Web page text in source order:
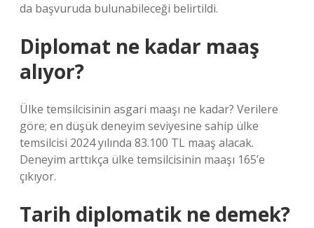
da başvuruda bulunabileceği belirtildi.
Diplomat ne kadar maaş
alıyor?
Ülke temsilcisinin asgari maaşı ne kadar? Verilere
göre; en düşük deneyim seviyesine sahip ülke
temsilcisi 2024 yılında 83.100 TL maaş alacak.
Deneyim arttıkça ülke temsilcisinin maaşı 165’e
çıkıyor.
Tarih diplomatik ne demek?